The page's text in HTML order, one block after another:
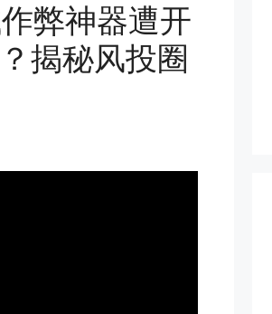
弊神器遭开
揭秘风投圈